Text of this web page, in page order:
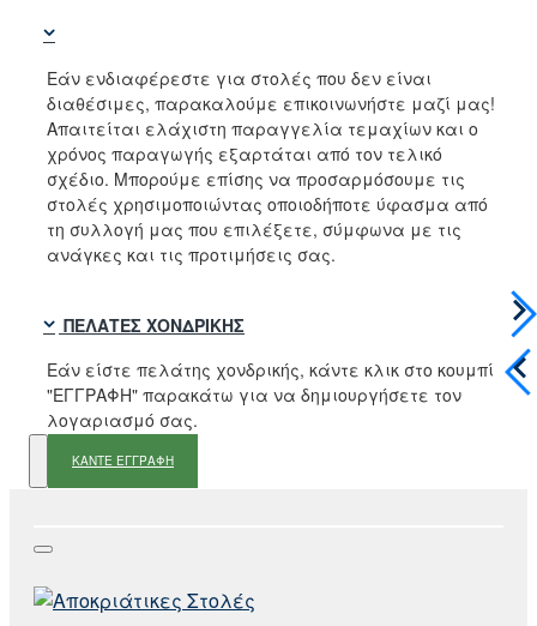
Εάν ενδιαφέρεστε για στολές που δεν είναι
διαθέσιμες, παρακαλούμε επικοινωνήστε μαζί μας!
Απαιτείται ελάχιστη παραγγελία τεμαχίων και ο
χρόνος παραγωγής εξαρτάται από τον τελικό
σχέδιο. Μπορούμε επίσης να προσαρμόσουμε τις
στολές χρησιμοποιώντας οποιοδήποτε ύφασμα από
τη συλλογή μας που επιλέξετε, σύμφωνα με τις
ανάγκες και τις προτιμήσεις σας.
ΠΕΛΆΤΕΣ ΧΟΝΔΡΙΚΉΣ
Εάν είστε πελάτης χονδρικής, κάντε κλικ στο κουμπί
"ΕΓΓΡΑΦΗ" παρακάτω για να δημιουργήσετε τον
λογαριασμό σας.
ΚΑΝΤΕ ΕΓΓΡΑΦΗ